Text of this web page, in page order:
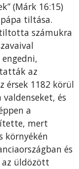
(Márk 16:15)
tiltása.
számukra
az
érsek 1182 körül
és
a
mert
környékén
és
az üldözött